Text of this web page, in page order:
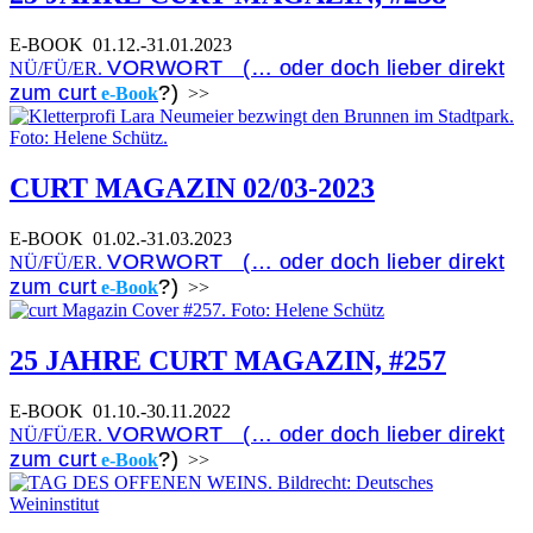
E-BOOK 01.12.-31.01.2023
NÜ/FÜ/ER. VORWORT (… oder doch lieber direkt
zum curt e-Book?) >>
CURT MAGAZIN 02/03-2023
E-BOOK 01.02.-31.03.2023
NÜ/FÜ/ER. VORWORT (… oder doch lieber direkt
zum curt e-Book?) >>
25 JAHRE CURT MAGAZIN, #257
E-BOOK 01.10.-30.11.2022
NÜ/FÜ/ER. VORWORT (… oder doch lieber direkt
zum curt e-Book?) >>